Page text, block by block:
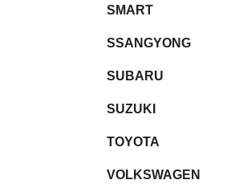
SMART
SSANGYONG
SUBARU
SUZUKI
TOYOTA
VOLKSWAGEN